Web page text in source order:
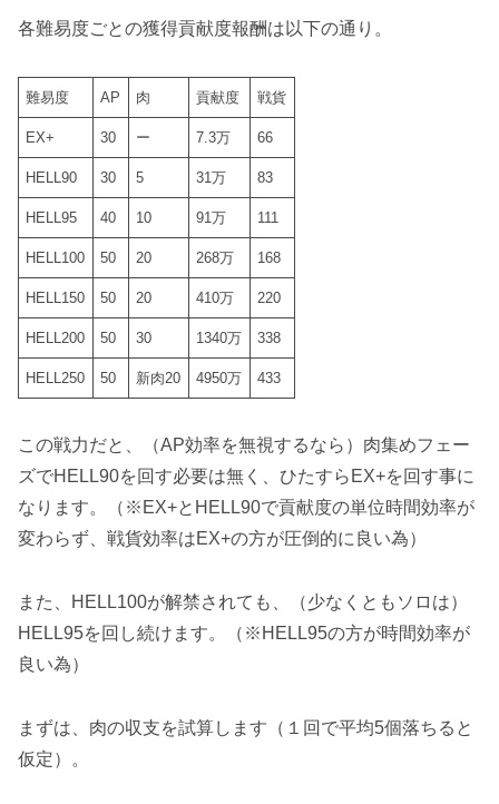
各難易度ごとの獲得貢献度報酬は以下の通り。
難易度 AP 肉 貢献度 戦貨
EX+ 30 ー 7.3万 66
HELL90 30 5 31万 83
HELL95 40 10 91万 111
HELL100 50 20 268万 168
HELL150 50 20 410万 220
HELL200 50 30 1340万 338
HELL250 50 新肉20 4950万 433
この戦力だと、（AP効率を無視するなら） 肉集めフェー
ズでHELL90を回す必要は無く、 ひたすらEX+を回す事に
なります。（※EX+とHELL90で貢献度の単位時間効率が
変わらず、戦貨効率はEX+の方が圧倒的に良い為）
また、HELL100が解禁されても、（少なくともソロは）
HELL95を回し続けます。（※HELL95の方が時間効率が
良い為）
まずは、肉の収支を試算します（１回で平均5個落ちると
仮定）。